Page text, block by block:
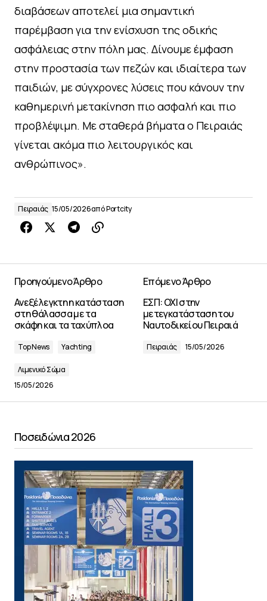
διαβάσεων αποτελεί μια σημαντική
παρέμβαση για την ενίσχυση της οδικής
ασφάλειας στην πόλη μας. Δίνουμε έμφαση
στην προστασία των πεζών και ιδιαίτερα των
παιδιών, με σύγχρονες λύσεις που κάνουν την
καθημερινή μετακίνηση πιο ασφαλή και πιο
προβλέψιμη. Με σταθερά βήματα ο Πειραιάς
γίνεται ακόμα πιο λειτουργικός και
ανθρώπινος».
Πειραιάς 15/05/2026απόPortcity
Προηγούμενο Άρθρο
Ανεξέλεγκτη η κατάσταση
στη θάλασσα με τα
σκάφη και τα ταχύπλοα
Top News Yachting
Λιμενικό Σώμα
15/05/2026
Επόμενο Άρθρο
ΕΣΠ: ΟΧΙ στην
μετεγκατάσταση του
Ναυτοδικείου Πειραιά
Πειραιάς 15/05/2026
Ποσειδώνια 2026